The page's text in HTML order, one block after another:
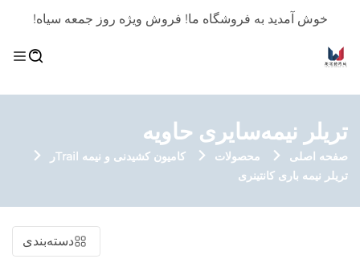
خوش آمدید به فروشگاه ما! فروش ویژه روز جمعه سیاه!
تریلر نیمه‌سایری حاویه
صفحه اصلی محصولات
کامیون کشیدنی و نیمه‌ Trailر
تریلر نیمه باری کانتینری
دسته‌بندی